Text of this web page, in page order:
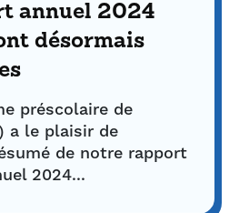
annuel 2024
désormais
préscolaire de
a le plaisir de
de notre rapport
2024...